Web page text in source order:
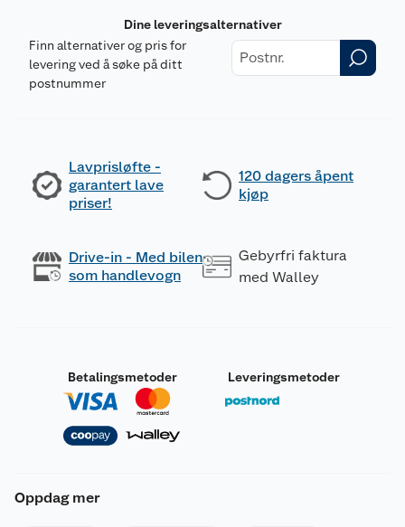
Dine leveringsalternativer
Finn alternativer og pris for
levering ved å søke på ditt
postnummer
Lavprisløfte -
garantert lave
priser!
120 dagers åpent
kjøp
Drive-in - Med bilen
som handlevogn
Gebyrfri faktura
med Walley
Betalingsmetoder Leveringsmetoder
Oppdag mer